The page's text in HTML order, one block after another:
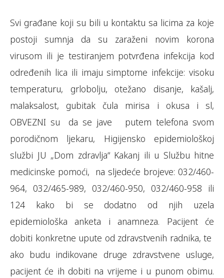
Svi građane koji su bili u kontaktu sa licima za koje
postoji sumnja da su zaraženi novim korona
virusom ili je testiranjem potvrđena infekcija kod
određenih lica ili imaju simptome infekcije: visoku
temperaturu, grlobolju, otežano disanje, kašalj,
malaksalost, gubitak čula mirisa i okusa i sl,
OBVEZNI su da se jave putem telefona svom
porodičnom ljekaru, Higijensko epidemiološkoj
službi JU „Dom zdravlja“ Kakanj ili u Službu hitne
medicinske pomoći, na sljedeće brojeve: 032/460-
964, 032/465-989, 032/460-950, 032/460-958 ili
124 kako bi se dodatno od njih uzela
epidemiološka anketa i anamneza. Pacijent će
dobiti konkretne upute od zdravstvenih radnika, te
ako budu indikovane druge zdravstvene usluge,
pacijent će ih dobiti na vrijeme i u punom obimu.